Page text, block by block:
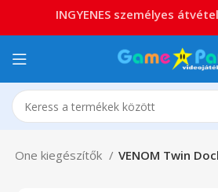
One kiegészítők VENOM Twin
INGYENES személyes